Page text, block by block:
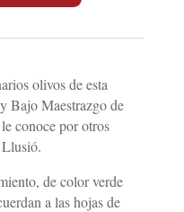
olivos de esta
Bajo Maestrazgo de
conoce por otros
de color verde
a las hojas de